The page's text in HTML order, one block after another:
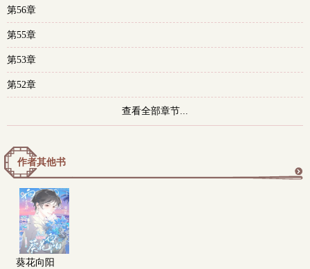
第56章
第55章
第53章
第52章
查看全部章节...
作者其他书
葵花向阳